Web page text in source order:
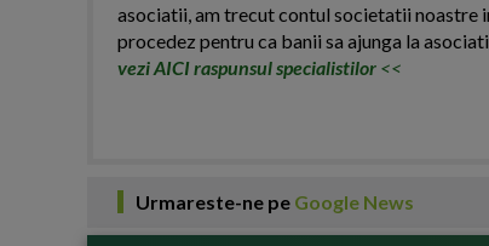
asociatii, am trecut contul societatii noastre
procedez pentru ca banii sa ajunga la
vezi AICI raspunsul specialistilor <<
Urmareste-ne pe Google News